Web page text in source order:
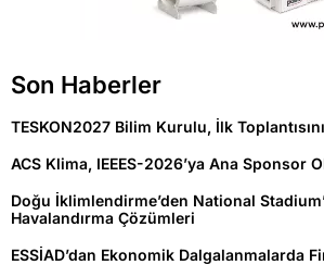
Son Haberler
TESKON2027 Bilim Kurulu, İlk
ACS Klima, IEEES-2026’ya Ana Sponsor
Doğu İklimlendirme’den National
Havalandırma Çözümleri
ESSİAD’dan Ekonomik Dalgalanmalarda